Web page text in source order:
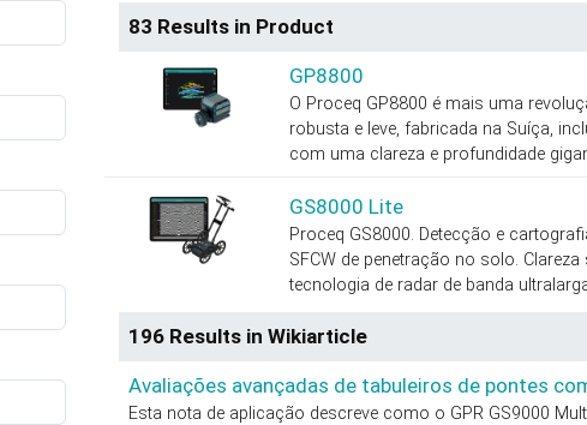
83 Results in Product
GP8800
O Proceq GP8800 é mais uma
robusta e leve, fabricada na Suíça,
com uma clareza e profundidade
GS8000 Lite
Proceq GS8000. Detecção e
SFCW de penetração no solo.
tecnologia de radar de banda
196 Results in Wikiarticle
Avaliações avançadas de tabuleiros de pontes
Esta nota de aplicação descreve como o GPR GS9000